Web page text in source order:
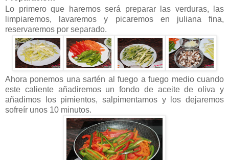
Lo primero que haremos será preparar las verduras, las
limpiaremos, lavaremos y picaremos en juliana fina,
reservaremos por separado.
Ahora ponemos una sartén al fuego a fuego medio cuando
este caliente añadiremos un fondo de aceite de oliva y
añadimos los pimientos, salpimentamos y los dejaremos
sofreír unos 10 minutos.